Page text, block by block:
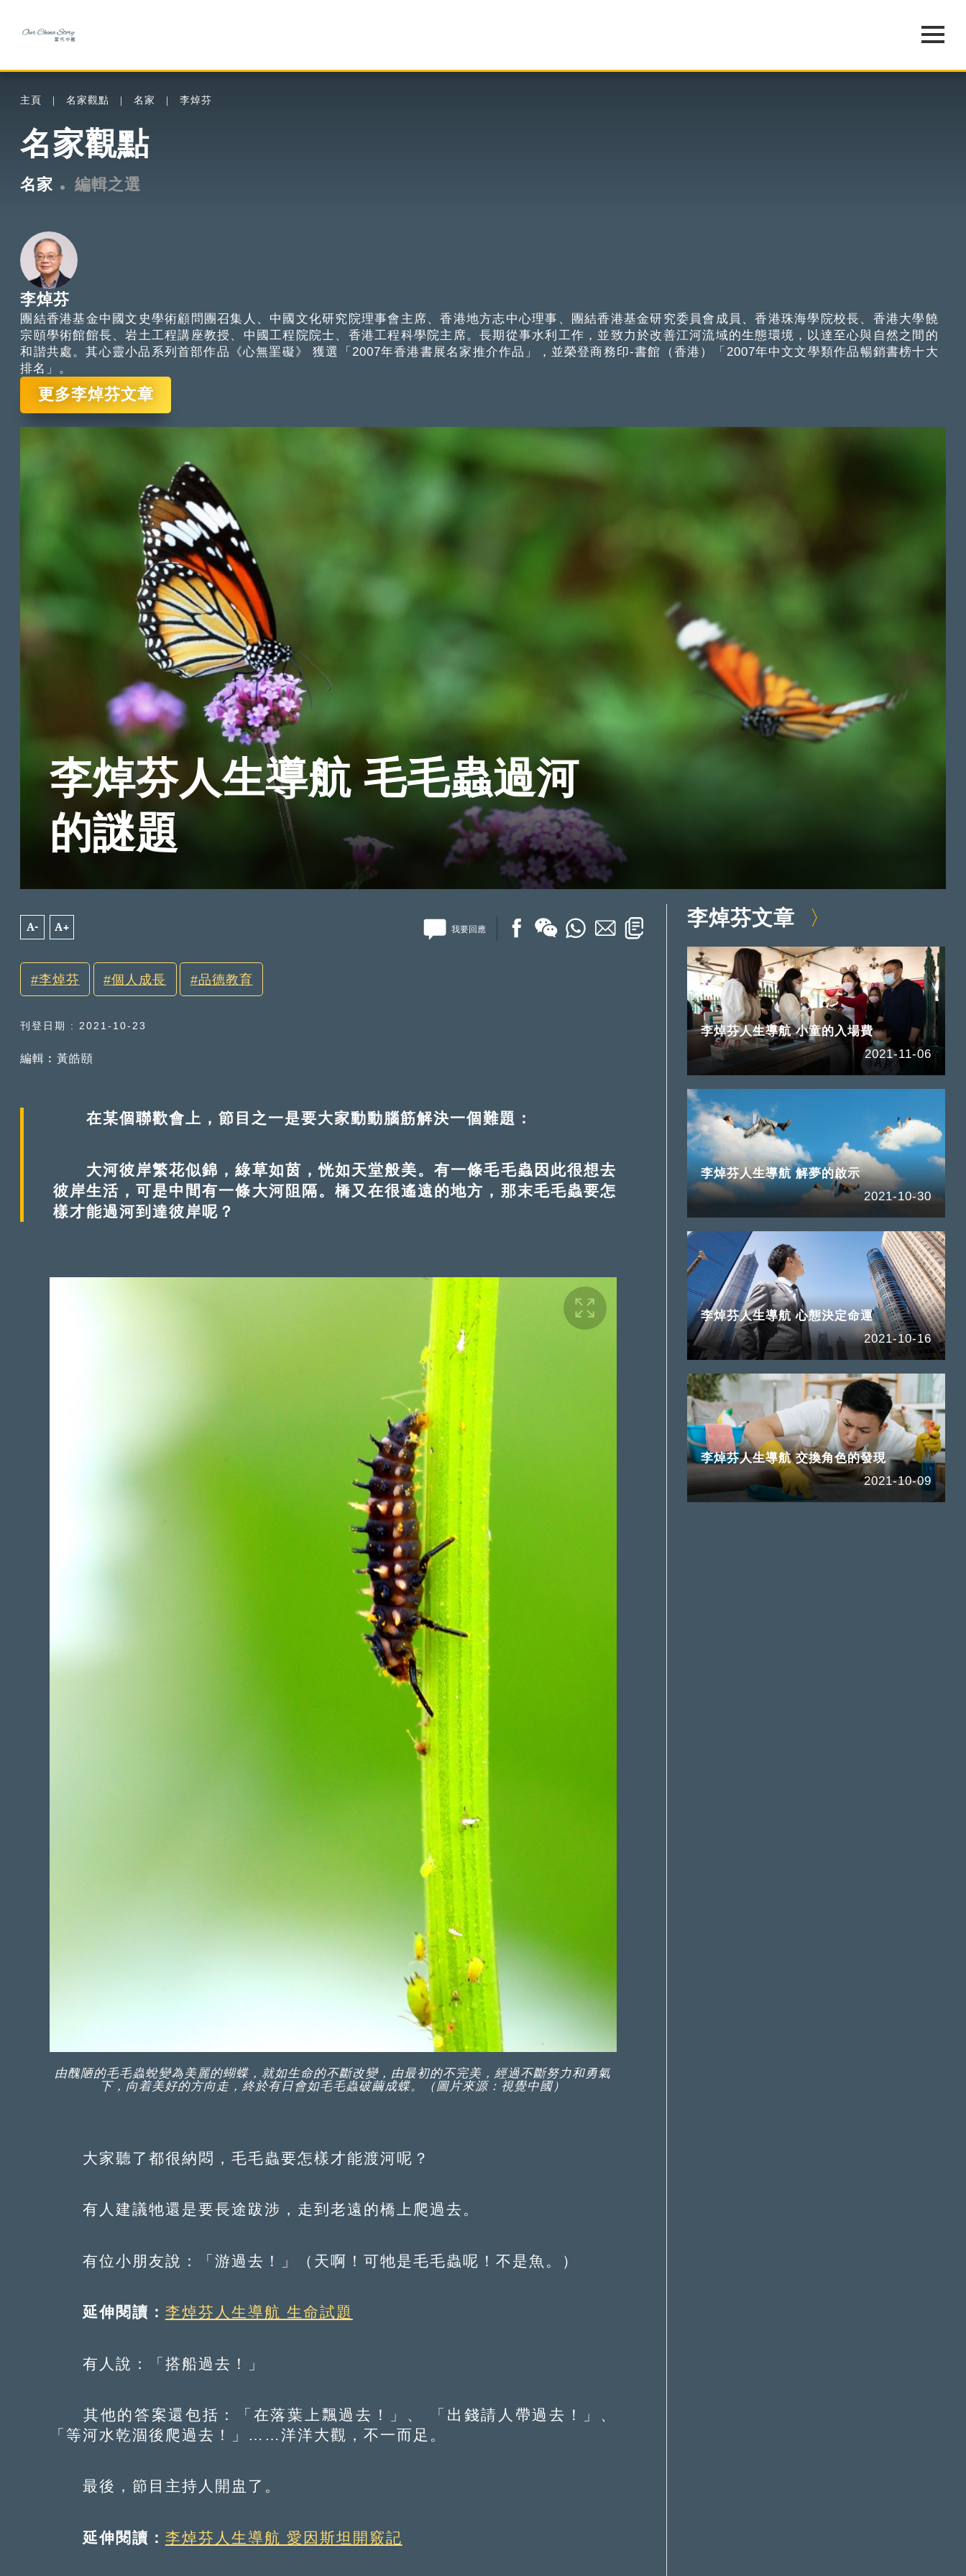
主頁 名家觀點 名家 李焯芬
名家觀點
名家 編輯之選
李焯芬
團結香港基金中國文史學術顧問團召集人、中國文化研究院理事會主席、香港地方志中心理事、團結香港基金研究委員會成員、香港珠海學院校長、香港大學饒
宗頤學術館館長、岩土工程講座教授、中國工程院院士、香港工程科學院主席。長期從事水利工作，並致力於改善江河流域的生態環境，以達至心與自然之間的
和諧共處。其心靈小品系列首部作品《心無罣礙》 獲選「2007年香港書展名家推介作品」，並榮登商務印-書館（香港）「2007年中文文學類作品暢銷書榜十大
排名」。
更多李焯芬文章
李焯芬人生導航 毛毛蟲過河
的謎題
A- A+ 我要回應
李焯芬 個人成長 品德教育
刊登日期 : 2021-10-23
編輯︰黃皓頤
在某個聯歡會上，節目之一是要大家動動腦筋解決一個難題：
大河彼岸繁花似錦，綠草如茵，恍如天堂般美。有一條毛毛蟲因此很想去
彼岸生活，可是中間有一條大河阻隔。橋又在很遙遠的地方，那末毛毛蟲要怎
樣才能過河到達彼岸呢？
由醜陋的毛毛蟲蛻變為美麗的蝴蝶，就如生命的不斷改變，由最初的不完美，經過不斷努力和勇氣
下，向着美好的方向走，終於有日會如毛毛蟲破繭成蝶。（圖片來源：視覺中國）
大家聽了都很納悶，毛毛蟲要怎樣才能渡河呢？
有人建議牠還是要長途跋涉，走到老遠的橋上爬過去。
有位小朋友說：「游過去！」（天啊！可牠是毛毛蟲呢！不是魚。）
延伸閱讀： 李焯芬人生導航 生命試題
有人說：「搭船過去！」
其他的答案還包括：「在落葉上飄過去！」、 「出錢請人帶過去！」、
「等河水乾涸後爬過去！」……洋洋大觀，不一而足。
最後，節目主持人開盅了。
延伸閱讀： 李焯芬人生導航 愛因斯坦開竅記
李焯芬文章
李焯芬人生導航 小童的入場費
2021-11-06
李焯芬人生導航 解夢的啟示
2021-10-30
李焯芬人生導航 心態決定命運
2021-10-16
李焯芬人生導航 交換角色的發現
2021-10-09